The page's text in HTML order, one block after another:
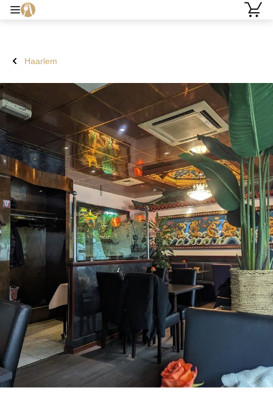
Haarlem